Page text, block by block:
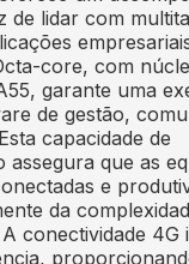
de lidar com
core, com
garante uma
de gestão,
capacidade de
assegura que as
e
da
conectividade 4G